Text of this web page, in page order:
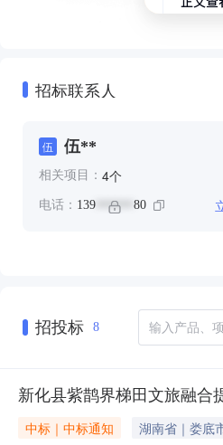
招标联系人
伍 伍**
相关项目： 4个
电话： 139 ****** 80
招投标 8
新化县紫鹊界梯田文旅融合
中标｜中标通知 湖南省｜娄底